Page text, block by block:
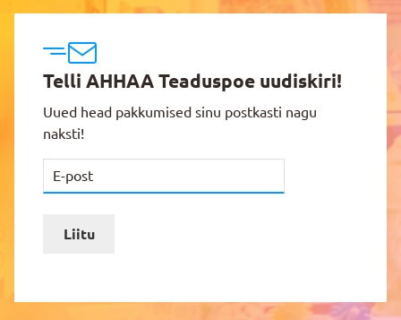
Telli AHHAA Teaduspoe uudiskiri!
Uued head pakkumised sinu postkasti nagu
naksti!
Liitu